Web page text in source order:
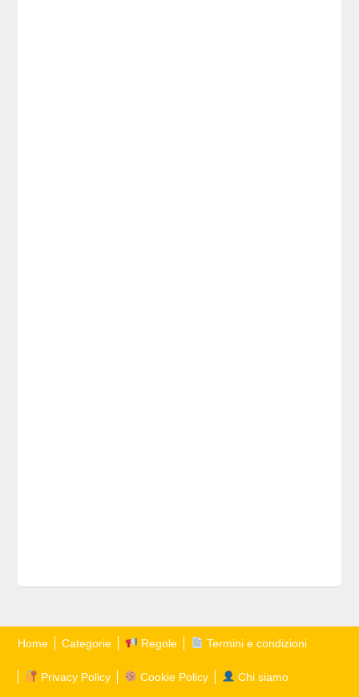
Home Categorie Regole Termini e condizioni
Privacy Policy Cookie Policy Chi siamo